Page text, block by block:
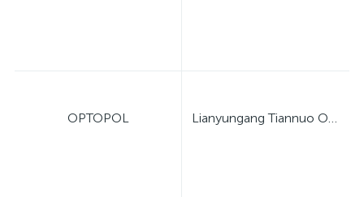
OPTOPOL Lianyungang Tiannuo Optical Instrument Co., Ltd.